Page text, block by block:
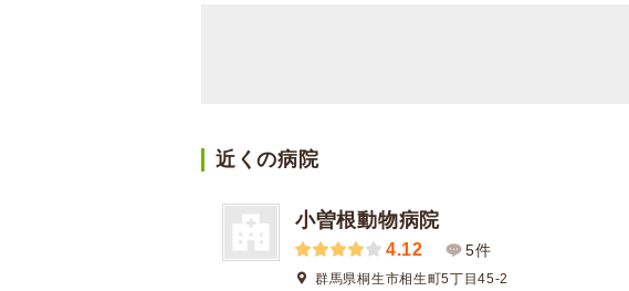
近くの病院
小曽根動物病院
4.12 5件
群馬県桐生市相生町5丁目45-2